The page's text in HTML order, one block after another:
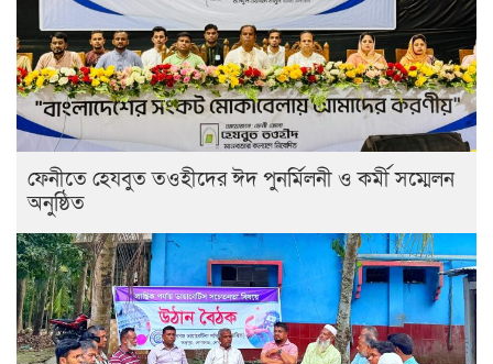
ফেনীতে হেযবুত তওহীদের ঈদ পুনর্মিলনী ও কর্মী সম্মেলন
অনুষ্ঠিত